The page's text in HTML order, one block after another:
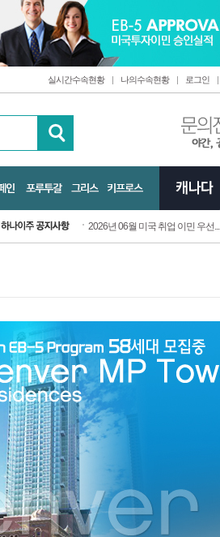
실시간수속현황 | 나의수속현황 | 로그인 |
2026년 06월 미국 취업 이민 우선...